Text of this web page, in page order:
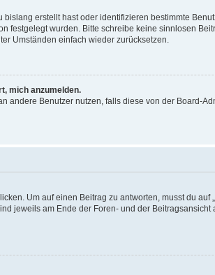
erstellt hast oder identifizieren bestimmte
festgelegt wurden. Bitte schreibe keine sinnlosen
Umständen einfach wieder zurücksetzen.
mich anzumelden.
andere Benutzer nutzen, falls diese von der Board-
Um auf einen Beitrag zu antworten, musst du
jeweils am Ende der Foren- und der Beitragsansicht